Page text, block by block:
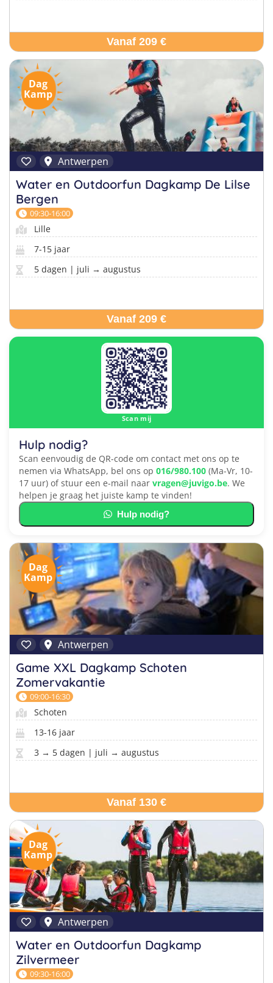
Vanaf 209 €
Dag
Kamp
Antwerpen
Water en Outdoorfun Dagkamp De Lilse
Bergen
09:30-16:00
Lille
7-15 jaar
5 dagen | juli → augustus
Vanaf 209 €
Scan mij
Hulp nodig?
Scan eenvoudig de QR-code om contact met ons op te
nemen via WhatsApp, bel ons op 016/980.100 (Ma-Vr, 10-
17 uur) of stuur een e-mail naar vragen@juvigo.be. We
helpen je graag het juiste kamp te vinden!
Hulp nodig?
Dag
Kamp
Antwerpen
Game XXL Dagkamp Schoten
Zomervakantie
09:00-16:30
Schoten
13-16 jaar
3 → 5 dagen | juli → augustus
Vanaf 130 €
Dag
Kamp
Antwerpen
Water en Outdoorfun Dagkamp
Zilvermeer
09:30-16:00